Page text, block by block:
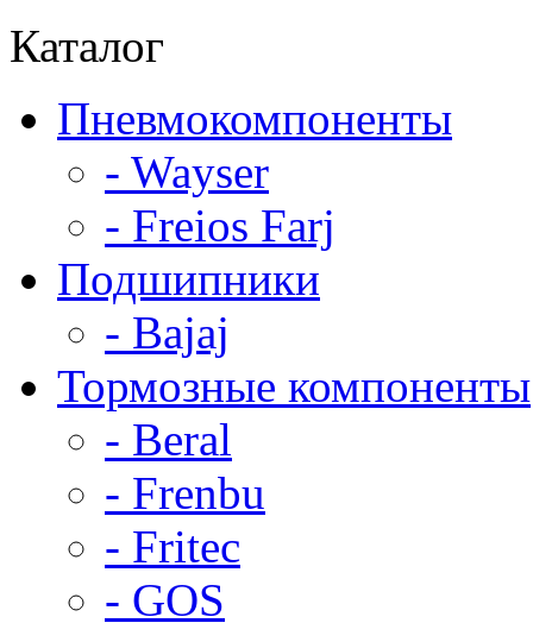
Каталог
Пневмокомпоненты
- Wayser
- Freios Farj
Подшипники
- Bajaj
Тормозные компоненты
- Beral
- Frenbu
- Fritec
- GOS